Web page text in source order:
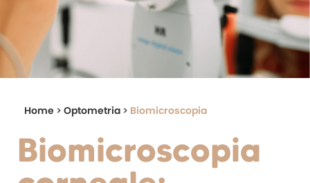
Home > Optometria > Biomicroscopia
Biomicroscopia